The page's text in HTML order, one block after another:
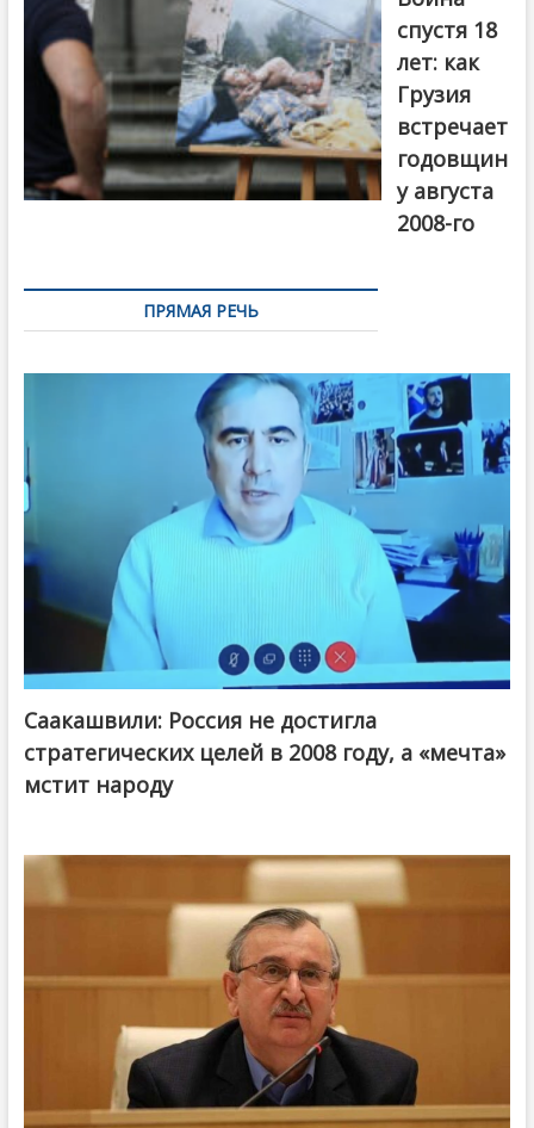
Первый канал
спустя 18
лет: как
Грузия
встречает
годовщин
у августа
2008-го
ПРЯМАЯ РЕЧЬ
Саакашвили: Россия не достигла
стратегических целей в 2008 году, а «мечта»
мстит народу